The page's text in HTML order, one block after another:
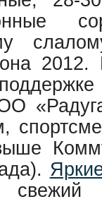
чай, а
к
этот раз
в
от
...Далее...
2016. Анонс
клюет то
16-17
2012.